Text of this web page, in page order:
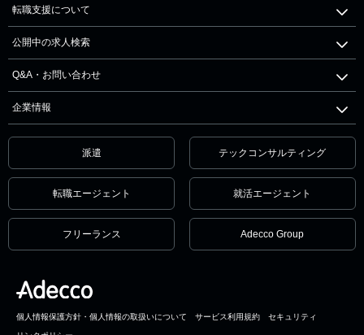
転職支援について
公開中の求人検索
Q&A・お問い合わせ
企業情報
派遣 テックコンサルティング
転職エージェント 就活エージェント
フリーランス Adecco Group
個人情報保護方針・個人情報の取扱いについて サービス利用規約 セキュリティ